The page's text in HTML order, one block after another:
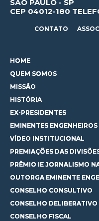
SÃO PAULO - SP
CEP 04012-180
CONTATO
HOME
QUEM SOMOS
MISSÃO
HISTÓRIA
EX-PRESIDENTES
EMINENTES
VÍDEO INSTITUCIONAL
PREMIAÇÕES DAS
PRÊMIO IE JORNALISMO
OUTORGA EMINENTE
CONSELHO CONSULTIVO
CONSELHO DELIBERATIVO
CONSELHO FISCAL